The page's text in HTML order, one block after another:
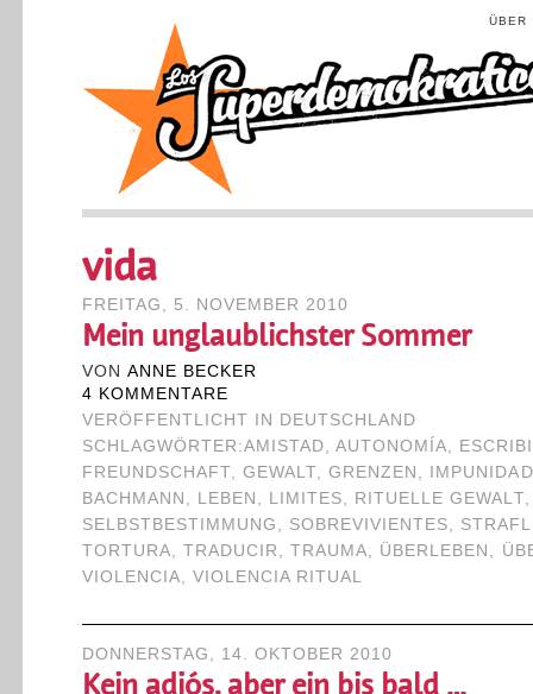
ÜBER
vida
FREITAG, 5. NOVEMBER 2010
Mein unglaublichster Sommer
VON ANNE BECKER
4 KOMMENTARE
VERÖFFENTLICHT IN
DEUTSCHLAND
SCHLAGWÖRTER:AMISTAD,AUTONOMÍA,
FREUNDSCHAFT, GEWALT,GRENZEN ,
IMPUNIDAD
BACHMANN , LEBEN , LIMITES, RITUELLE GEWALT
SELBSTBESTIMMUNG , SOBREVIVIENTES,
TORTURA, TRADUCIR , TRAUMA, ÜBERLEBEN ,
VIOLENCIA, VIOLENCIA RITUAL
DONNERSTAG, 14. OKTOBER 2010
Kein adiós, aber ein bis bald …